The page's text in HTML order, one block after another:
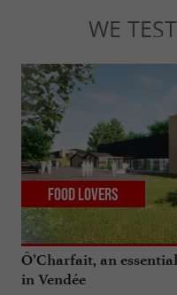
WE
Ô’Charfait, an
in Vendée
Food Lovers